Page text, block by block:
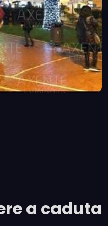
a caduta